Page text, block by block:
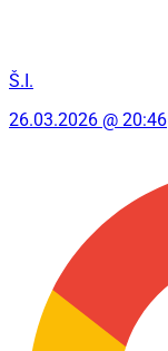
Š.I.
26.03.2026 @ 20:46